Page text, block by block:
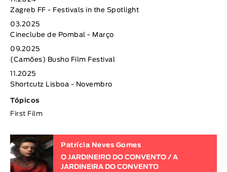
Zagreb FF - Festivals in the Spotlight
03.2025
Cineclube de Pombal - Março
09.2025
(Camões) Busho Film Festival
11.2025
Shortcutz Lisboa - Novembro
Tópicos
First Film
Patrícia Neves Gomes
O JARDINEIRO DO CONVENTO / A
JARDINEIRA DO CONVENTO